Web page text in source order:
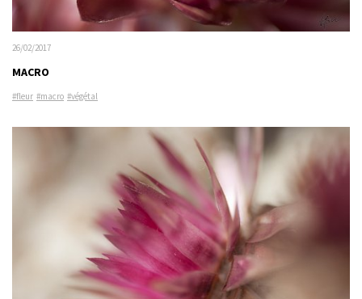
26/02/2017
MACRO
#fleur #macro #végétal